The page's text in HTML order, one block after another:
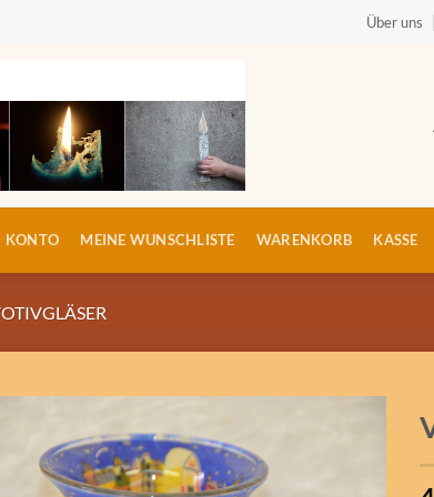
Über uns
KONTO MEINE WUNSCHLISTE WARENKORB KASSE
Wunschliste